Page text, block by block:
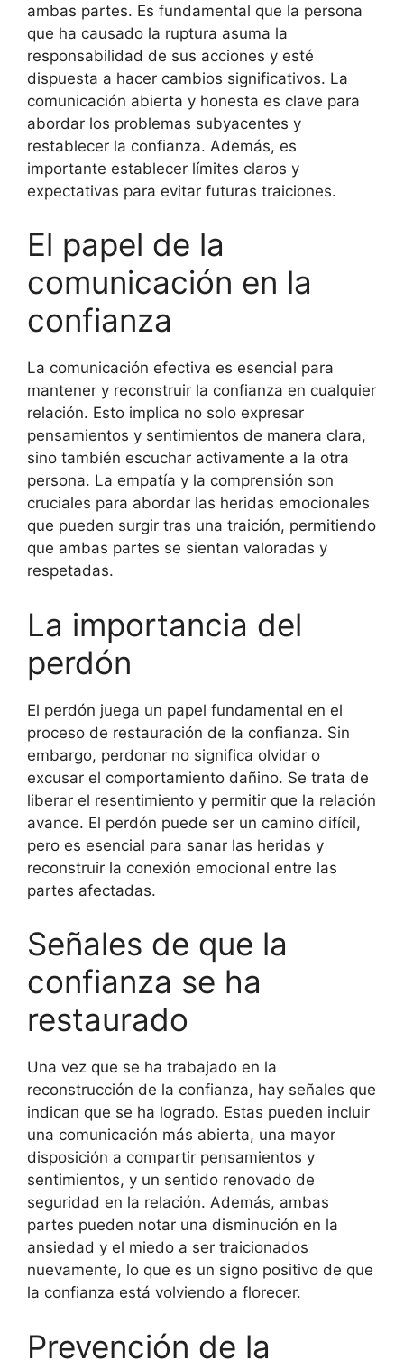
ambas partes. Es fundamental que la persona
que ha causado la ruptura asuma la
responsabilidad de sus acciones y esté
dispuesta a hacer cambios significativos. La
comunicación abierta y honesta es clave para
abordar los problemas subyacentes y
restablecer la confianza. Además, es
importante establecer límites claros y
expectativas para evitar futuras traiciones.
El papel de la
comunicación en la
confianza
La comunicación efectiva es esencial para
mantener y reconstruir la confianza en cualquier
relación. Esto implica no solo expresar
pensamientos y sentimientos de manera clara,
sino también escuchar activamente a la otra
persona. La empatía y la comprensión son
cruciales para abordar las heridas emocionales
que pueden surgir tras una traición, permitiendo
que ambas partes se sientan valoradas y
respetadas.
La importancia del
perdón
El perdón juega un papel fundamental en el
proceso de restauración de la confianza. Sin
embargo, perdonar no significa olvidar o
excusar el comportamiento dañino. Se trata de
liberar el resentimiento y permitir que la relación
avance. El perdón puede ser un camino difícil,
pero es esencial para sanar las heridas y
reconstruir la conexión emocional entre las
partes afectadas.
Señales de que la
confianza se ha
restaurado
Una vez que se ha trabajado en la
reconstrucción de la confianza, hay señales que
indican que se ha logrado. Estas pueden incluir
una comunicación más abierta, una mayor
disposición a compartir pensamientos y
sentimientos, y un sentido renovado de
seguridad en la relación. Además, ambas
partes pueden notar una disminución en la
ansiedad y el miedo a ser traicionados
nuevamente, lo que es un signo positivo de que
la confianza está volviendo a florecer.
Prevención de la